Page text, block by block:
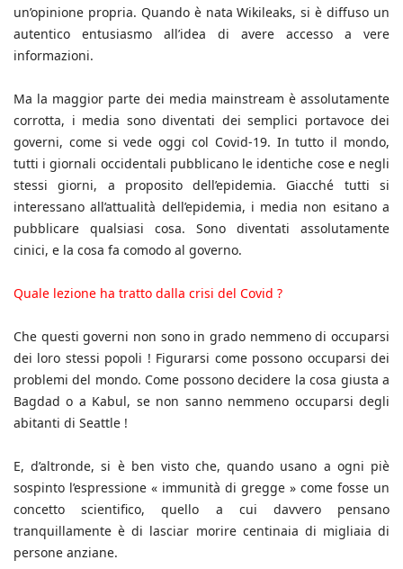
un’opinione propria. Quando è nata Wikileaks, si è diffuso un
autentico entusiasmo all’idea di avere accesso a vere
informazioni.
Ma la maggior parte dei media mainstream è assolutamente
corrotta, i media sono diventati dei semplici portavoce dei
governi, come si vede oggi col Covid-19. In tutto il mondo,
tutti i giornali occidentali pubblicano le identiche cose e negli
stessi giorni, a proposito dell’epidemia. Giacché tutti si
interessano all’attualità dell’epidemia, i media non esitano a
pubblicare qualsiasi cosa. Sono diventati assolutamente
cinici, e la cosa fa comodo al governo.
Quale lezione ha tratto dalla crisi del Covid ?
Che questi governi non sono in grado nemmeno di occuparsi
dei loro stessi popoli ! Figurarsi come possono occuparsi dei
problemi del mondo. Come possono decidere la cosa giusta a
Bagdad o a Kabul, se non sanno nemmeno occuparsi degli
abitanti di Seattle !
E, d’altronde, si è ben visto che, quando usano a ogni piè
sospinto l’espressione « immunità di gregge » come fosse un
concetto scientifico, quello a cui davvero pensano
tranquillamente è di lasciar morire centinaia di migliaia di
persone anziane.